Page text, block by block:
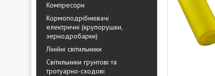
Компресори
Кормоподрібнювачі
електричні (крупорушки,
зернодробарки)
Лінійні світильники
Світильники грунтові та
тротуарно-сходові